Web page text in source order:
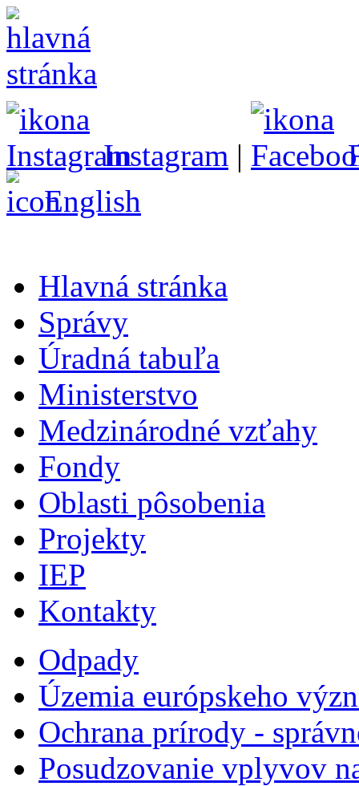
Instagram |
English
Hlavná stránka
Správy
Úradná tabuľa
Ministerstvo
Medzinárodné vzťahy
Fondy
Oblasti pôsobenia
Projekty
IEP
Kontakty
Odpady
Územia európskeho
Ochrana prírody -
Posudzovanie vplyvov